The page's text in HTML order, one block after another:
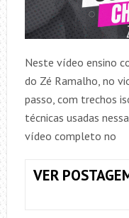
Neste vídeo ensino
do Zé Ramalho, no
passo, com trechos
técnicas usadas
vídeo completo no
VER